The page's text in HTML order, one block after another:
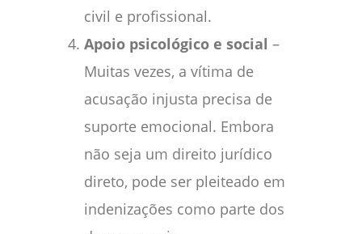
civil e profissional.
Apoio psicológico e social –
Muitas vezes, a vítima de
acusação injusta precisa de
suporte emocional. Embora
não seja um direito jurídico
direto, pode ser pleiteado em
indenizações como parte dos